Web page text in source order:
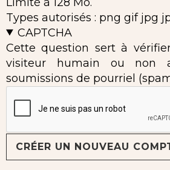
Types autorisés : png gif jpg
CAPTCHA
Cette question sert à
visiteur humain ou non
soumissions de pourriel